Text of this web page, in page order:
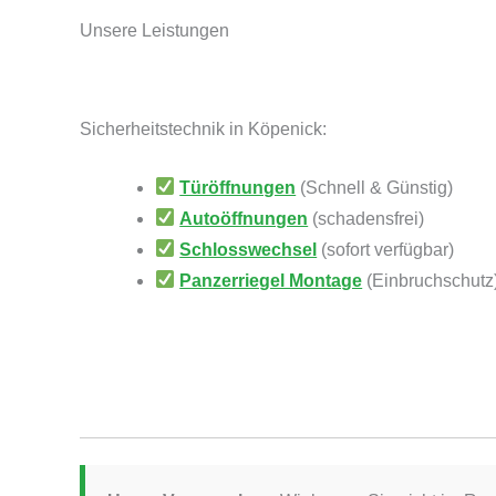
Unsere Leistungen
Sicherheitstechnik in Köpenick:
Türöffnungen (Schnell & Günstig)
Autoöffnungen (schadensfrei)
Schlosswechsel (sofort verfügbar)
Panzerriegel Montage